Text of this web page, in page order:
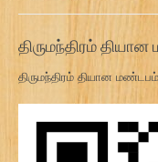
திருமந்திரம்
திருமந்திரம் தியான